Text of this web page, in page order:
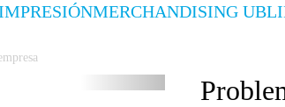
MERCHANDISING UB